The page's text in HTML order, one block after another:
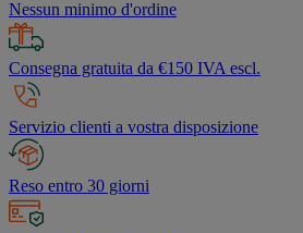
Nessun minimo d'ordine
Consegna gratuita da €150 IVA escl.
Servizio clienti a vostra disposizione
Reso entro 30 giorni